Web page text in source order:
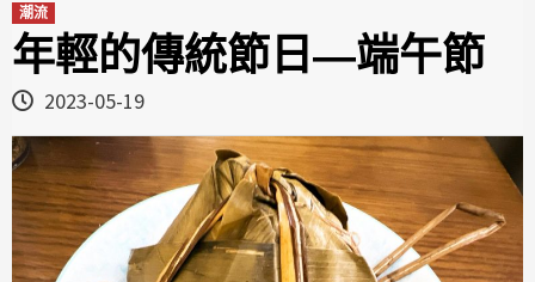
潮流
年輕的傳統節日—端午節
2023-05-19